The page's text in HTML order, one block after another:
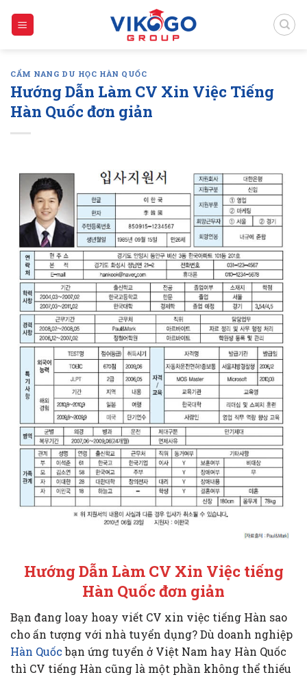
CẨM NANG DU HỌC HÀN QUỐC
Hướng Dẫn Làm CV Xin Việc Tiếng
Hàn Quốc đơn giản
Hướng Dẫn Làm CV Xin Việc tiếng
Hàn Quốc đơn giản
Bạn đang loay hoay viết CV xin việc tiếng Hàn sao
cho ấn tượng với nhà tuyển dụng? Dù doanh nghiệp
Hàn Quốcbạn ứng tuyển ở Việt Nam hay Hàn Quốc
thì CV tiếng Hàn cũng là một phần không thể thiếu